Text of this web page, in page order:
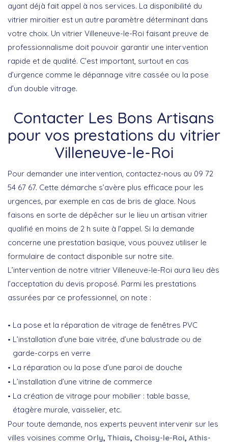
ayant déjà fait appel à nos services. La disponibilité du
vitrier miroitier est un autre paramètre déterminant dans
votre choix. Un vitrier Villeneuve-le-Roi faisant preuve de
professionnalisme doit pouvoir garantir une intervention
rapide et de qualité. C’est important, surtout en cas
d’urgence comme le dépannage vitre cassée ou la pose
d’un double vitrage.
Contacter Les Bons Artisans
pour vos prestations du vitrier
Villeneuve-le-Roi
Pour demander une intervention, contactez-nous au 09 72
54 67 67. Cette démarche s’avère plus efficace pour les
urgences, par exemple en cas de bris de glace. Nous
faisons en sorte de dépêcher sur le lieu un artisan vitrier
qualifié en moins de 2 h suite à l’appel. Si la demande
concerne une prestation basique, vous pouvez utiliser le
formulaire de contact disponible sur notre site.
L’intervention de notre vitrier Villeneuve-le-Roi aura lieu dès
l’acceptation du devis proposé. Parmi les prestations
assurées par ce professionnel, on note :
La pose et la réparation de vitrage de fenêtres PVC
L’installation d’une baie vitrée, d’une balustrade ou de
garde-corps en verre
La réparation ou la pose d’une paroi de douche
L’installation d’une vitrine de commerce
La création de vitrage pour mobilier : table basse,
étagère murale, vaisselier, etc.
Pour toute demande, nos experts peuvent intervenir sur les
villes voisines comme Orly, Thiais, Choisy-le-Roi, Athis-